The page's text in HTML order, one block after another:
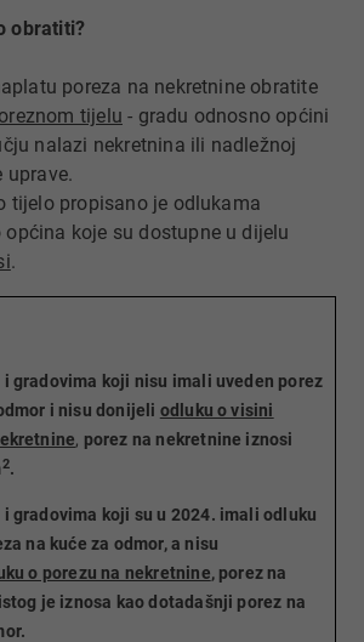
obratiti?
poreza na nekretnine obratite
tijelu - gradu odnosno općini
nalazi nekretnina ili nadležnoj
uprave.​
tijelo propisano je odlukama
koje su dostupne u dijelu
.
i gradovima koji nisu imali uveden porez
i nisu donijeli odluku o visini
, porez na nekretnine iznosi
2.
i gradovima koji su u 2024. imali odluku
na kuće za odmor, a nisu
o porezu na nekretnine, porez na
je iznosa kao dotadašnji porez na